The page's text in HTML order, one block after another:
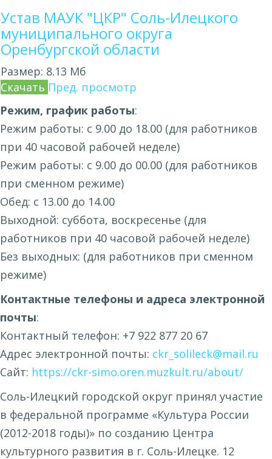
Устав МАУК "ЦКР" Соль-Илецкого
муниципального округа
Оренбургской области
Размер: 8.13 Мб
Скачать Пред. просмотр
Режим, график работы:
Режим работы: с 9.00 до 18.00 (для работников
при 40 часовой рабочей неделе)
Режим работы: с 9.00 до 00.00 (для работников
при сменном режиме)
Обед: с 13.00 до 14.00
Выходной: суббота, воскресенье (для
работников при 40 часовой рабочей неделе)
Без выходных: (для работников при сменном
режиме)
Контактные телефоны и адреса электронной
почты:
Контактный телефон: +7 922 877 20 67
Адрес электронной почты: ckr_solileck@mail.ru
Сайт: https://ckr-simo.oren.muzkult.ru/about/
Соль-Илецкий городской округ принял участие
в федеральной программе «Культура России
(2012-2018 годы)» по созданию Центра
культурного развития в г. Соль-Илецке. 12